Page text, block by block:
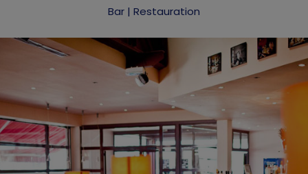
Bar | Restauration